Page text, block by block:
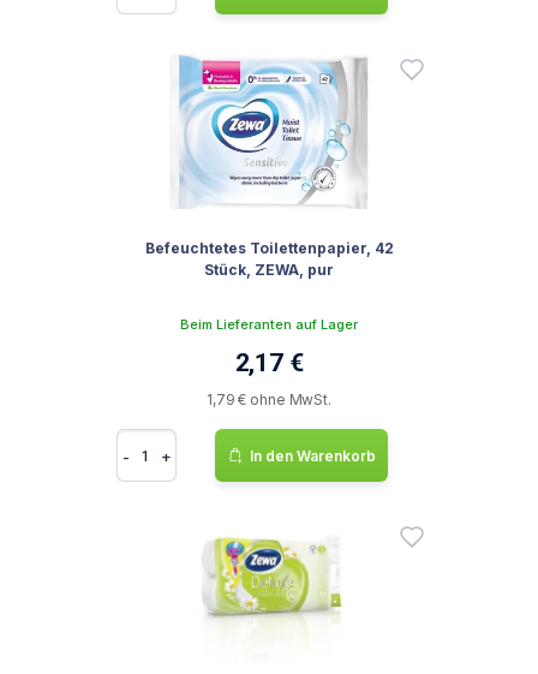
Befeuchtetes Toilettenpapier, 42
Stück, ZEWA, pur
Beim Lieferanten auf Lager
2,17 €
1,79 € ohne MwSt.
- + In den Warenkorb